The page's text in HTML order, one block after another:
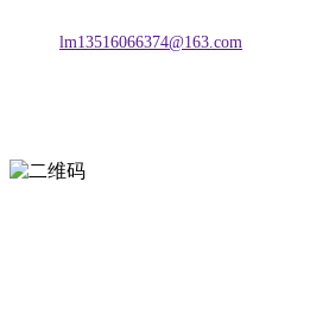
lm13516066374@163.com